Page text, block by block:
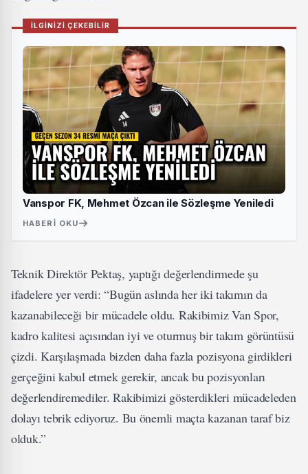
İLGİNİZİ ÇEKEBİLİR
Vanspor FK, Mehmet Özcan ile Sözleşme Yeniledi
HABERI OKU
Teknik Direktör Pektaş, yaptığı değerlendirmede şu
ifadelere yer verdi: “Bugün aslında her iki takımın da
kazanabileceği bir mücadele oldu. Rakibimiz Van Spor,
kadro kalitesi açısından iyi ve oturmuş bir takım görüntüsü
çizdi. Karşılaşmada bizden daha fazla pozisyona girdikleri
gerçeğini kabul etmek gerekir, ancak bu pozisyonları
değerlendiremediler. Rakibimizi gösterdikleri mücadeleden
dolayı tebrik ediyoruz. Bu önemli maçta kazanan taraf biz
olduk.”